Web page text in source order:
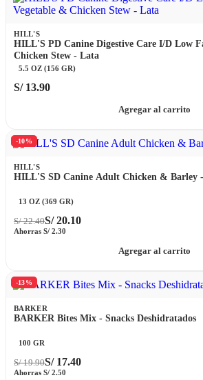
HILL'S
HILL'S PD Canine Digestive Care I/D Low
Chicken Stew - Lata
5.5 OZ (156 GR)
S/13.90
Agregar al carrito
-10%
HILL'S
HILL'S SD Canine Adult Chicken & Barley
13 OZ (369 GR)
S/22.40S/20.10
Ahorras S/ 2.30
Agregar al carrito
-13%
BARKER
BARKER Bites Mix - Snacks Deshidratados
100 GR
S/19.90S/17.40
Ahorras S/ 2.50